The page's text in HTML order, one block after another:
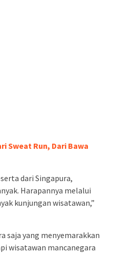
Sweat Run, Dari Bawa
dari Singapura,
Harapannya melalui
kunjungan wisatawan,”
saja yang menyemarakkan
wisatawan mancanegara